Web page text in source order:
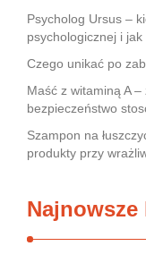
Psycholog Ursus –
psychologicznej i
Czego unikać po
Maść z witaminą A
bezpieczeństwo
Szampon na
produkty przy
Najnowsze